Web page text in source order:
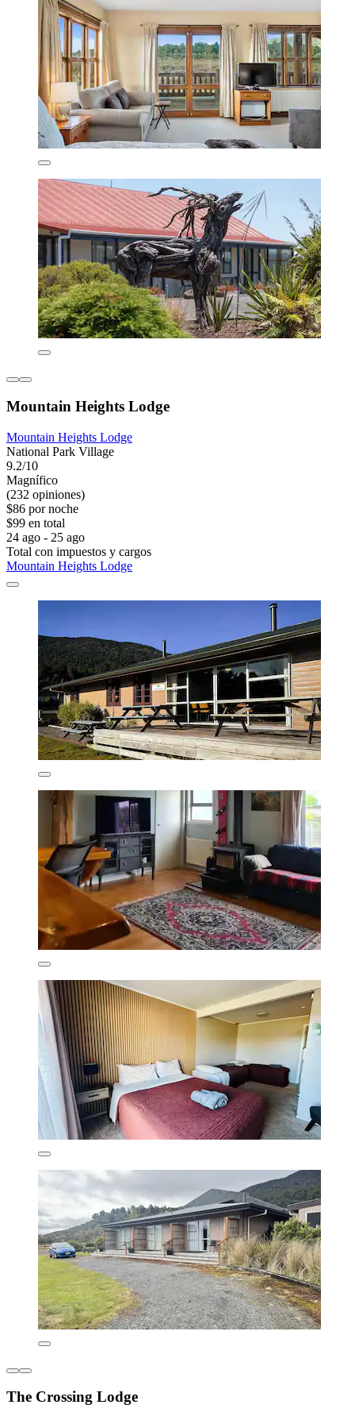
Mountain Heights Lodge
Mountain Heights Lodge
National Park Village
9.2/10
Magnífico
(232 opiniones)
$86 por noche
$99 en total
24 ago - 25 ago
Total con impuestos y cargos
Mountain Heights Lodge
The Crossing Lodge